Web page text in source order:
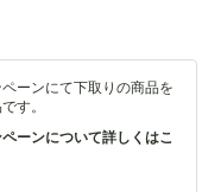
ーンにて下取りの商品を
す。
ーンについて詳しくはこ